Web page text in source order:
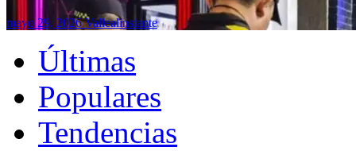
mayo 29, 2026Vallealinstante
Últimas
Populares
Tendencias